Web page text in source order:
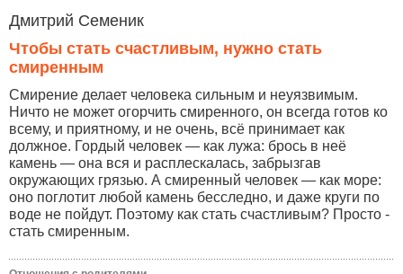
Дмитрий Семеник
Чтобы стать счастливым, нужно стать
смиренным
Смирение делает человека сильным и неуязвимым.
Ничто не может огорчить смиренного, он всегда готов ко
всему, и приятному, и не очень, всё принимает как
должное. Гордый человек — как лужа: брось в неё
камень — она вся и расплескалась, забрызгав
окружающих грязью. А смиренный человек — как море:
оно поглотит любой камень бесследно, и даже круги по
воде не пойдут. Поэтому как стать счастливым? Просто -
стать смиренным.